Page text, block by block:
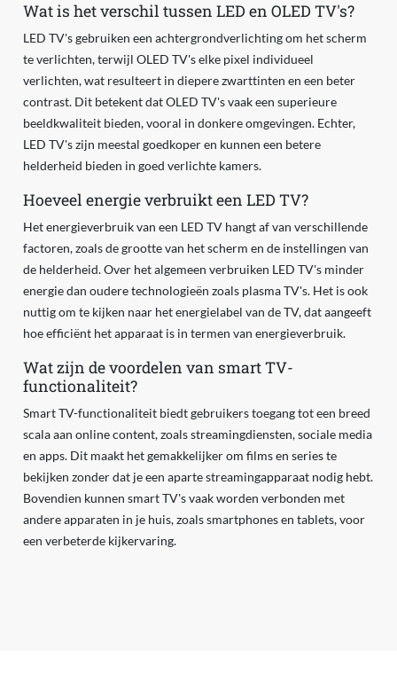
Wat is het verschil tussen LED en OLED TV's?
LED TV's gebruiken een achtergrondverlichting om het scherm
te verlichten, terwijl OLED TV's elke pixel individueel
verlichten, wat resulteert in diepere zwarttinten en een beter
contrast. Dit betekent dat OLED TV's vaak een superieure
beeldkwaliteit bieden, vooral in donkere omgevingen. Echter,
LED TV's zijn meestal goedkoper en kunnen een betere
helderheid bieden in goed verlichte kamers.
Hoeveel energie verbruikt een LED TV?
Het energieverbruik van een LED TV hangt af van verschillende
factoren, zoals de grootte van het scherm en de instellingen van
de helderheid. Over het algemeen verbruiken LED TV's minder
energie dan oudere technologieën zoals plasma TV's. Het is ook
nuttig om te kijken naar het energielabel van de TV, dat aangeeft
hoe efficiënt het apparaat is in termen van energieverbruik.
Wat zijn de voordelen van smart TV-
functionaliteit?
Smart TV-functionaliteit biedt gebruikers toegang tot een breed
scala aan online content, zoals streamingdiensten, sociale media
en apps. Dit maakt het gemakkelijker om films en series te
bekijken zonder dat je een aparte streamingapparaat nodig hebt.
Bovendien kunnen smart TV's vaak worden verbonden met
andere apparaten in je huis, zoals smartphones en tablets, voor
een verbeterde kijkervaring.